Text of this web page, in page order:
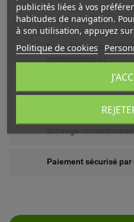
Frais de livraison
Livré chez vous ou en
Paiement sécurisé par
publicités liées à vos
habitudes de navigation.
à son utilisation, appuyez
Politique de cookies